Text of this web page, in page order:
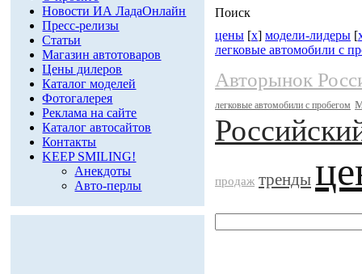
Новости ИА ЛадаОнлайн
Пресс-релизы
Статьи
Магазин автотоваров
Цены дилеров
Каталог моделей
Фотогалерея
Реклама на сайте
Каталог автосайтов
Контакты
KEEP SMILING!
Анекдоты
Авто-перлы
Поиск
цены [x] модели-лидеры [
легковые автомобили с
Авторынок
легковые автомобили с пробегом
продаж тренды